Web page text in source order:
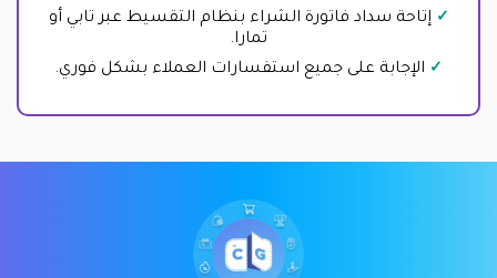
إتاحة سداد فاتورة الشراء بنظام التقسيط عبر تابي أو
تمارا.
الإجابة على جميع استفسارات العملاء بشكل فوري.